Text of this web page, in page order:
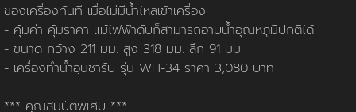
ผลงานของเรา
สมัครงาน